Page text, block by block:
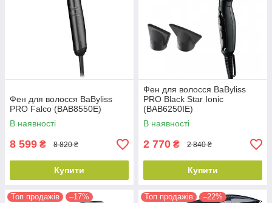
Фен для волосся BaByliss
PRO Falco (BAB8550E)
В наявності
8 599 ₴ 8 820 ₴
Купити
Фен для волосся BaByliss
PRO Black Star Ionic
(BAB6250IE)
В наявності
2 770 ₴ 2 840 ₴
Купити
Топ продажів –17% Топ продажів –22%